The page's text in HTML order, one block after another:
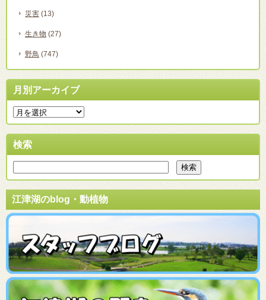
災害 (13)
生き物 (27)
野鳥 (747)
月別アーカイブ
検索
江津湖のblog・動植物